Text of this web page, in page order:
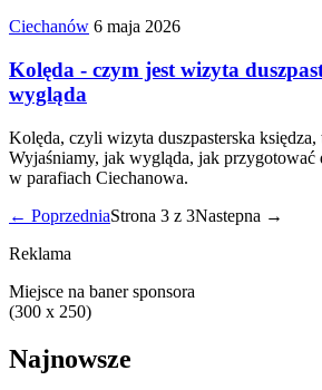
Ciechanów 6 maja 2026
Kolęda - czym jest wizyta
wygląda
Kolęda, czyli wizyta duszpasterska
Wyjaśniamy, jak wygląda, jak
w parafiach Ciechanowa.
← PoprzedniaStrona 3 z 3Nastepna →
Reklama
Miejsce na baner sponsora
(300 x 250)
Najnowsze